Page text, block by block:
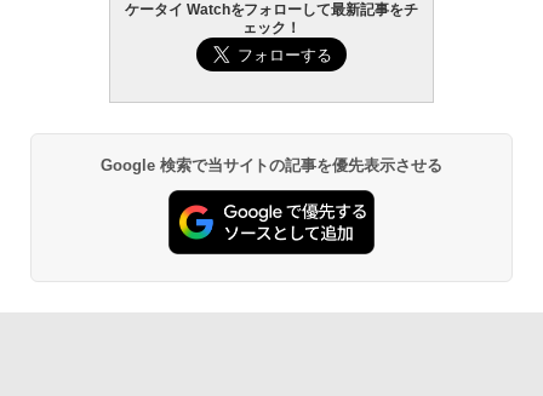
ケータイ Watchをフォローして最新記事をチ
ェック！
Google 検索で当サイトの記事を優先表示させる